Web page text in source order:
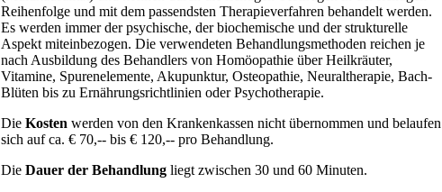
Reihenfolge und mit dem passendsten Therapieverfahren behandelt werden.
Es werden immer der psychische, der biochemische und der strukturelle
Aspekt miteinbezogen. Die verwendeten Behandlungsmethoden reichen je
nach Ausbildung des Behandlers von Homöopathie über Heilkräuter,
Vitamine, Spurenelemente, Akupunktur, Osteopathie, Neuraltherapie, Bach-
Blüten bis zu Ernährungsrichtlinien oder Psychotherapie.
Die Kosten werden von den Krankenkassen nicht übernommen und belaufen
sich auf ca. € 70,-- bis € 120,-- pro Behandlung.
Die Dauer der Behandlung liegt zwischen 30 und 60 Minuten.